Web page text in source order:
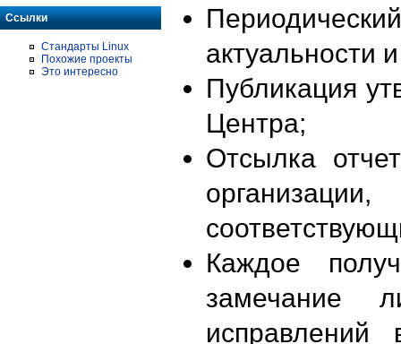
Ссылки
Стандарты Linux
Похожие проекты
Это интересно
актуальности
Публикация
Центра;
Отсылка
Каждое
замечание
исправлений